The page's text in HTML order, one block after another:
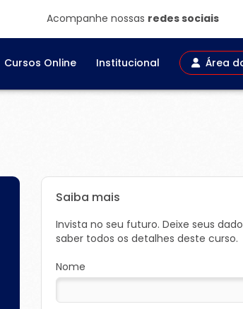
Acompanhe nossas redes sociais
Cursos Online Institucional Área
Saiba mais
Invista no seu futuro. Deixe seus
saber todos os detalhes deste curso.
Nome